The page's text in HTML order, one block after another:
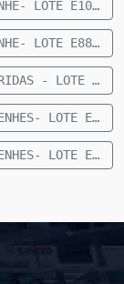
VACA PRENHE- LOTE E10- 22 VACAS NELORE PRENHES- (20 TERÇO FINAL E 02 TERÇO INICIAL DE GESTAÇÃO)- 409 KG- 64KM DE CAMAPUÃ
VACA PRENHE- LOTE E88- 20 VACAS NELORE PRENHES- (3 A 5 MESES DE GESTAÇÃO) 414 KG- 14 KM DE CAMAPUÃ
VACAS PARIDAS - LOTE E71 - 15 VACAS PARIDAS NELORE - 10 MACHOS E 5 FÊMEAS - 404 KG - 16 KM DE CAMAPUÃ
VACAS PRENHES- LOTE E01B- 09 VACAS NELORE PRENHES- (30 A 120 DIAS)- 36 MESES A CIMA- 455 KG-20 KM DE CAMAPUÃ
VACAS PRENHES- LOTE E07- 21 VACAS NELORE PRENHES- (TERÇO FINAL DE GESTAÇÃO)- 36 MESES- 476 KG- 53 KM DE CAMAPUÃ